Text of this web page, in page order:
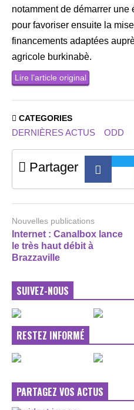
notamment de démarrer une
pour favoriser ensuite la
financements adaptées
agricole burkinabè.
Lire l’article original
CATEGORIES
DERNIÈRES ACTUS ODD
Partager
Nouvelles publications
Internet : Canalbox lance
le très haut débit à
Brazzaville
SUIVEZ-NOUS
RESTEZ INFORMÉ
PARTAGEZ VOS ACTUS